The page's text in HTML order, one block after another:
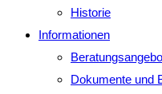
Historie
Informationen
Dokumente und